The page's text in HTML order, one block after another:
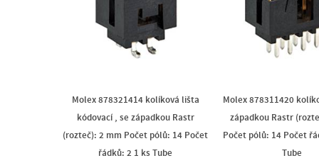
Molex 878321414 kolíková lišta
kódovací , se západkou Rastr
(rozteč): 2 mm Počet pólů: 14 Počet
řádků: 2 1 ks Tube
Molex 878311420
západkou Rastr
Počet pólů: 14 Počet
Tube